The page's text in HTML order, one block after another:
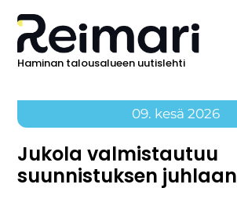
Haminan talousalueen uutislehti
09. kesä 2026
Jukola valmistautuu
suunnistuksen juhlaan